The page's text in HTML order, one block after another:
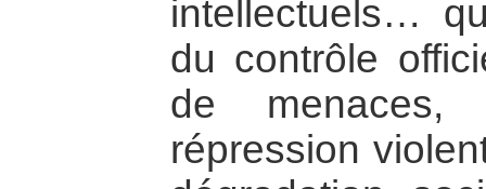
intellectuels…
du contrôle
de menaces,
répression